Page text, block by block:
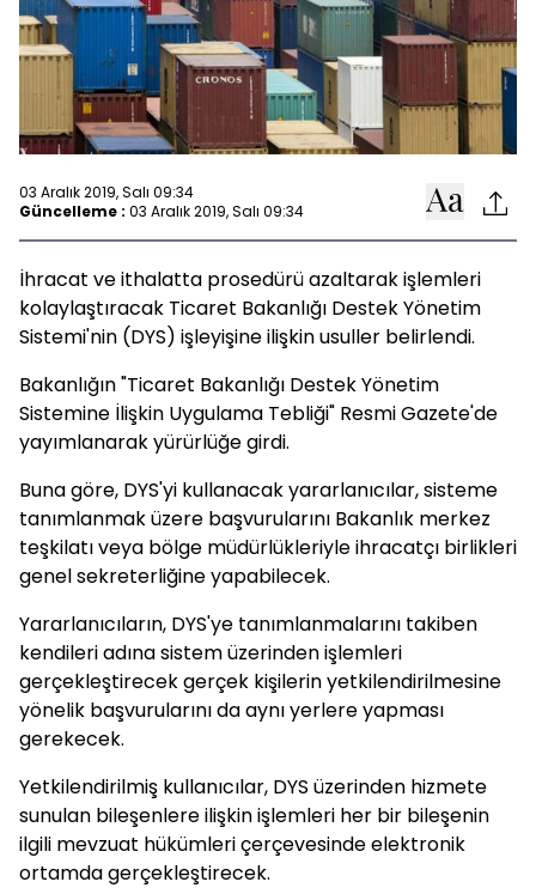
03 Aralık 2019, Salı 09:34
Güncelleme : 03 Aralık 2019, Salı 09:34
İhracat ve ithalatta prosedürü azaltarak işlemleri
kolaylaştıracak Ticaret Bakanlığı Destek Yönetim
Sistemi'nin (DYS) işleyişine ilişkin usuller belirlendi.
Bakanlığın "Ticaret Bakanlığı Destek Yönetim
Sistemine İlişkin Uygulama Tebliği" Resmi Gazete'de
yayımlanarak yürürlüğe girdi.
Buna göre, DYS'yi kullanacak yararlanıcılar, sisteme
tanımlanmak üzere başvurularını Bakanlık merkez
teşkilatı veya bölge müdürlükleriyle ihracatçı birlikleri
genel sekreterliğine yapabilecek.
Yararlanıcıların, DYS'ye tanımlanmalarını takiben
kendileri adına sistem üzerinden işlemleri
gerçekleştirecek gerçek kişilerin yetkilendirilmesine
yönelik başvurularını da aynı yerlere yapması
gerekecek.
Yetkilendirilmiş kullanıcılar, DYS üzerinden hizmete
sunulan bileşenlere ilişkin işlemleri her bir bileşenin
ilgili mevzuat hükümleri çerçevesinde elektronik
ortamda gerçekleştirecek.